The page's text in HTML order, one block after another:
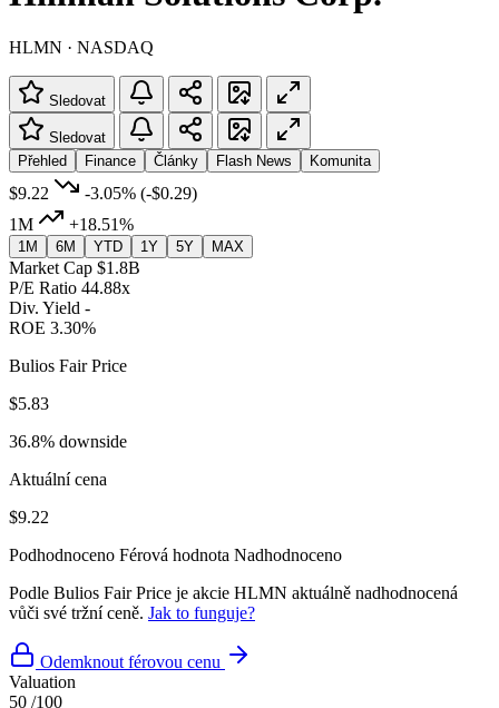
HLMN · NASDAQ
Sledovat
Sledovat
Přehled
Finance Články Flash News Komunita
$9.22 -3.05% (-$0.29)
1M
+18.51%
1M 6M YTD 1Y 5Y MAX
Market Cap $1.8B
P/E Ratio 44.88x
Div. Yield -
ROE 3.30%
Bulios Fair Price
$5.83
36.8% downside
Aktuální cena
$9.22
Podhodnoceno Férová hodnota Nadhodnoceno
Podle Bulios Fair Price je akcie HLMN aktuálně nadhodnocená
vůči své tržní ceně. Jak to funguje?
Odemknout férovou cenu
Valuation
50 /100